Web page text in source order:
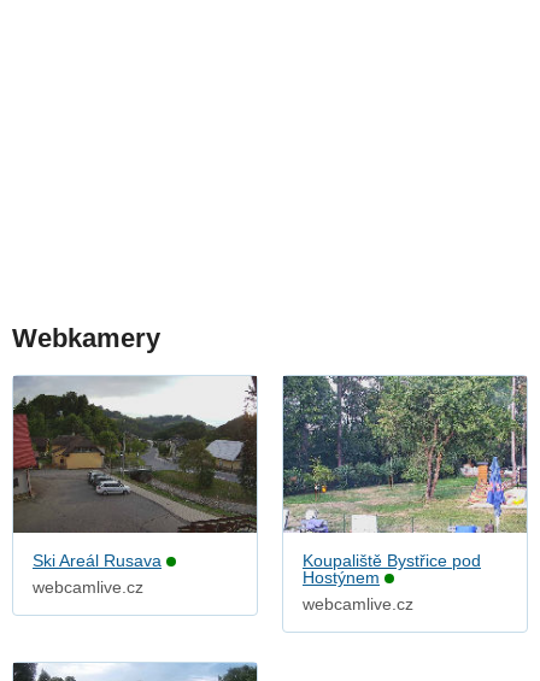
Webkamery
Ski Areál Rusava
webcamlive.cz
Koupaliště Bystřice pod
Hostýnem
webcamlive.cz